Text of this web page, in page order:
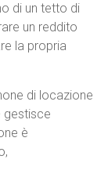
di un tetto di
un reddito
la propria
di locazione
gestisce
è